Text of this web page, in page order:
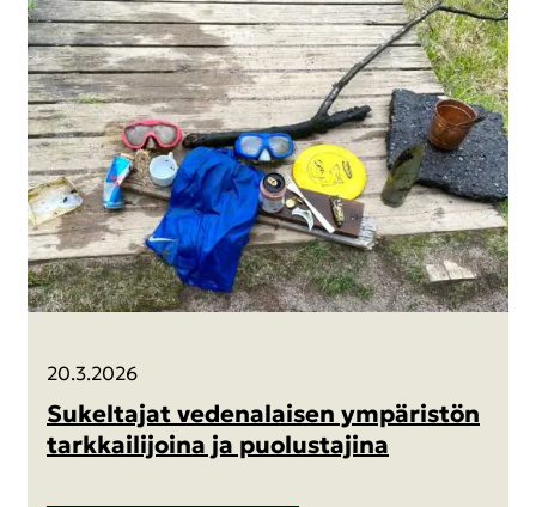
20.3.2026
Su­kel­ta­jat ve­de­na­lai­sen ym­pä­ris­tön
tark­kai­li­joi­na ja puo­lus­ta­ji­na